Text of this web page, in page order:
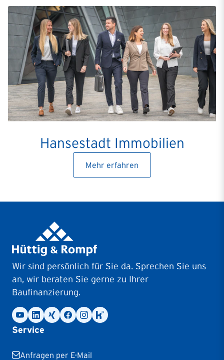
Hansestadt Immobilien
Mehr erfahren
Wir sind persönlich für Sie da. Sprechen Sie uns
an, wir beraten Sie gerne zu Ihrer
Baufinanzierung.
Service
Anfragen per E-Mail